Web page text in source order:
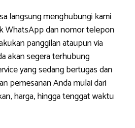
langsung menghubungi kami
WhatsApp dan nomor telepon
panggilan ataupun via
akan segera terhubung
yang sedang bertugas dan
pemesanan Anda mulai dari
harga, hingga tenggat waktu